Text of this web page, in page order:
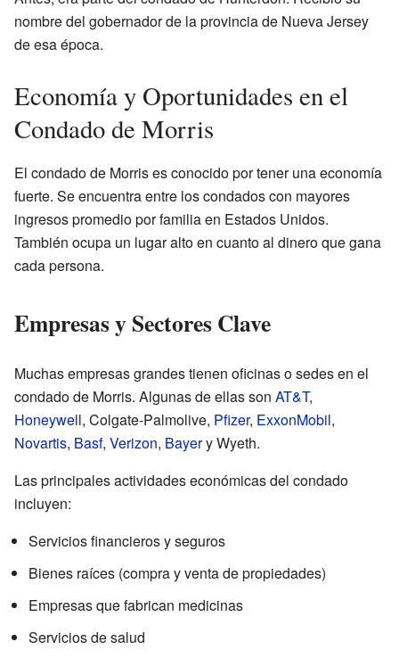
nombre del gobernador de la provincia de Nueva Jersey
de esa época.
Economía y Oportunidades en el
Condado de Morris
El condado de Morris es conocido por tener una economía
fuerte. Se encuentra entre los condados con mayores
ingresos promedio por familia en Estados Unidos.
También ocupa un lugar alto en cuanto al dinero que gana
cada persona.
Empresas y Sectores Clave
Muchas empresas grandes tienen oficinas o sedes en el
condado de Morris. Algunas de ellas son AT&T,
Honeywell, Colgate-Palmolive, Pfizer, ExxonMobil,
Novartis, Basf, Verizon, Bayery Wyeth.
Las principales actividades económicas del condado
incluyen:
Servicios financieros y seguros
Bienes raíces (compra y venta de propiedades)
Empresas que fabrican medicinas
Servicios de salud